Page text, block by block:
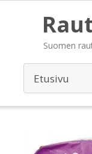
Suomen